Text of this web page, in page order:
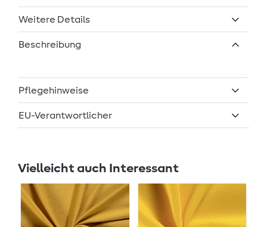
Weitere Details
Beschreibung
Pflegehinweise
EU-Verantwortlicher
Vielleicht auch Interessant